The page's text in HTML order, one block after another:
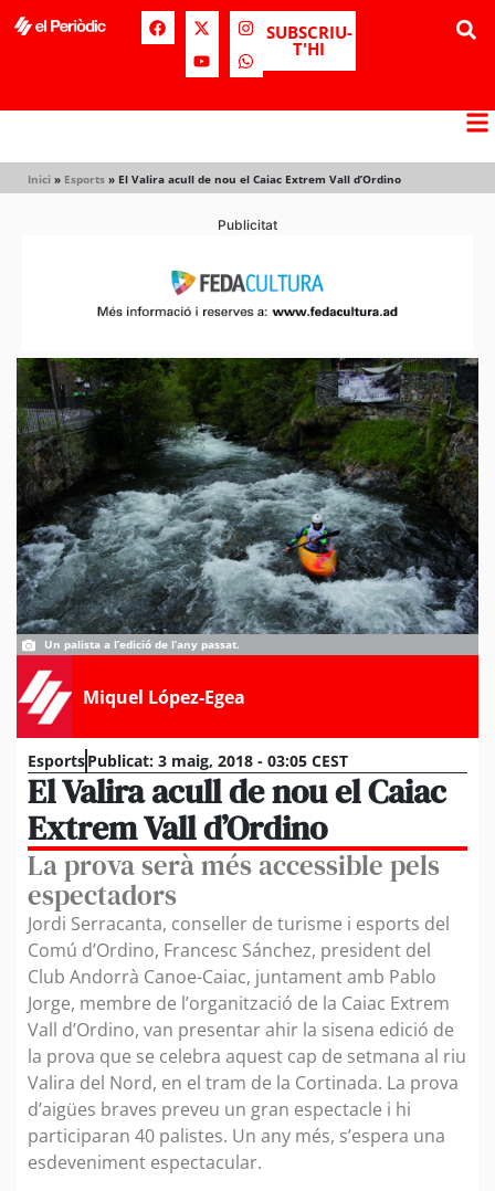
SUBSCRIU-
T'HI
Inici » Esports » El Valira acull de nou el Caiac Extrem Vall d’Ordino
Publicitat
Un palista a l’edició de l’any passat.
Miquel López-Egea
EsportsPublicat: 3 maig, 2018 - 03:05 CEST
El Valira acull de nou el Caiac
Extrem Vall d’Ordino
La prova serà més accessible pels
espectadors
Jordi Serracanta, conseller de turisme i esports del
Comú d’Ordino, Francesc Sánchez, president del
Club Andorrà Canoe-Caiac, juntament amb Pablo
Jorge, membre de l’organització de la Caiac Extrem
Vall d’Ordino, van presentar ahir la sisena edició de
la prova que se celebra aquest cap de setmana al riu
Valira del Nord, en el tram de la Cortinada. La prova
d’aigües braves preveu un gran espectacle i hi
participaran 40 palistes. Un any més, s’espera una
esdeveniment espectacular.